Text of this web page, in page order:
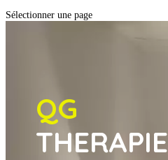
Sélectionner une page
QG
THERAPIE